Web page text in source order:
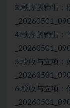
3.秩序的输出：
4.秩序的输出：
5.税收与立项：
6.税收与立项：